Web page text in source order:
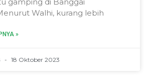
Walhi, kurang lebih
»
18 Oktober 2023